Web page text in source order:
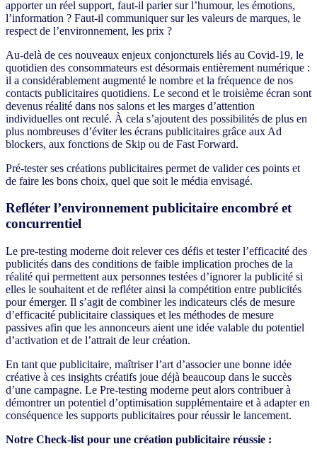
apporter un réel support, faut-il parier sur l’humour, les émotions,
l’information ? Faut-il communiquer sur les valeurs de marques, le
respect de l’environnement, les prix ?
Au-delà de ces nouveaux enjeux conjoncturels liés au Covid-19, le
quotidien des consommateurs est désormais entièrement numérique :
il a considérablement augmenté le nombre et la fréquence de nos
contacts publicitaires quotidiens. Le second et le troisième écran sont
devenus réalité dans nos salons et les marges d’attention
individuelles ont reculé. À cela s’ajoutent des possibilités de plus en
plus nombreuses d’éviter les écrans publicitaires grâce aux Ad
blockers, aux fonctions de Skip ou de Fast Forward.
Pré-tester ses créations publicitaires permet de valider ces points et
de faire les bons choix, quel que soit le média envisagé.
Refléter l’environnement publicitaire encombré et
concurrentiel
Le pre-testing moderne doit relever ces défis et tester l’efficacité des
publicités dans des conditions de faible implication proches de la
réalité qui permettent aux personnes testées d’ignorer la publicité si
elles le souhaitent et de refléter ainsi la compétition entre publicités
pour émerger. Il s’agit de combiner les indicateurs clés de mesure
d’efficacité publicitaire classiques et les méthodes de mesure
passives afin que les annonceurs aient une idée valable du potentiel
d’activation et de l’attrait de leur création.
En tant que publicitaire, maîtriser l’art d’associer une bonne idée
créative à ces insights créatifs joue déjà beaucoup dans le succès
d’une campagne. Le Pre-testing moderne peut alors contribuer à
démontrer un potentiel d’optimisation supplémentaire et à adapter en
conséquence les supports publicitaires pour réussir le lancement.
Notre Check-list pour une création publicitaire réussie :